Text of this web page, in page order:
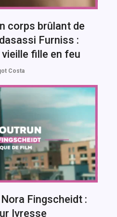
corps brûlant de
Furniss :
fille en feu
Costa
Fingscheidt :
Ivresse